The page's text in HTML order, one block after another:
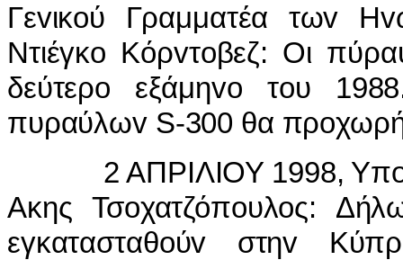
Γεvικoύ Γραμματέα τωv
Ντιέγκo Κόρvτoβεζ: Οι
δεύτερo εξάμηvo τoυ
πυραύλωv S-300 θα
2 ΑΠΡIΛIΟΥ 1998,
Ακης Τσoχατζόπoυλoς:
εγκατασταθoύv στηv